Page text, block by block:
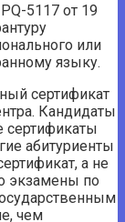
5117 от 19
или
языку.
сертификат
Кандидаты
сертификаты
абитуриенты
а не
экзамены по
чем